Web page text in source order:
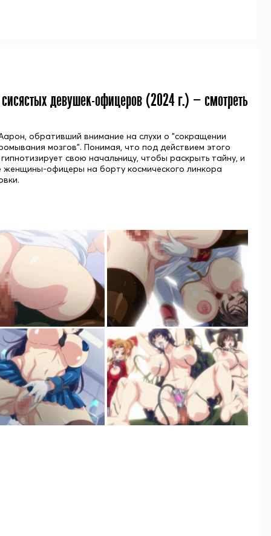
девушек-офицеров (2024г.) — смотреть
обративший внимание на слухи о "сокращении
мозгов". Понимая, что под действием этого
свою начальницу, чтобы раскрыть тайну, и
женщины-офицеры на борту космического линкора